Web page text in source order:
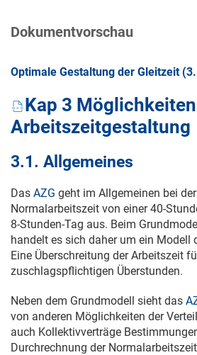
Dokumentvorschau
Optimale Gestaltung der Gleitzeit
Kap 3
Arbeitszeitgestaltung
3.1. Allgemeines
Das AZG geht im Allgemeinen bei
Normalarbeitszeit von einer 40-
8-Stunden-Tag aus. Beim
handelt es sich daher um ein Modell
Eine Überschreitung der Arbeitszeit
zuschlagspflichtigen Überstunden.
Neben dem Grundmodell sieht das
von anderen Möglichkeiten der
auch Kollektivverträge
Durchrechnung der